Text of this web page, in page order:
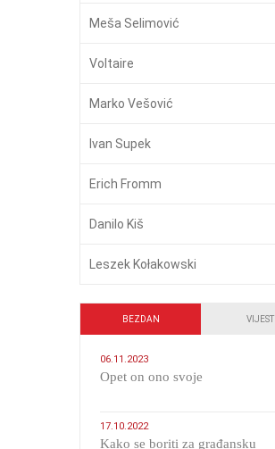
Meša Selimović
Voltaire
Marko Vešović
Ivan Supek
Erich Fromm
Danilo Kiš
Leszek Kołakowski
BEZDAN VIJESTI
06.11.2023
​Opet on ono svoje
17.10.2022
Kako se boriti za građansku